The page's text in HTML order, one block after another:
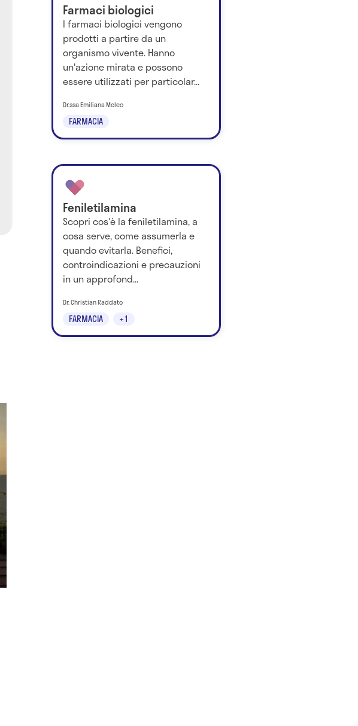
Farmaci biologici
I farmaci biologici vengono
prodotti a partire da un
organismo vivente. Hanno
un'azione mirata e possono
essere utilizzati per particolar...
FARMACIA
Dr.ssa Emiliana Meleo
Feniletilamina
Scopri cos'è la feniletilamina, a
cosa serve, come assumerla e
quando evitarla. Benefici,
controindicazioni e precauzioni
in un approfond...
FARMACIA +1
Dr. Christian Raddato